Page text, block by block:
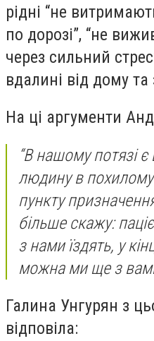
рідні “не
по дорозі”, “не
через сильний
вдалині від дому
На ці аргументи
“В нашому потязі
людину в похилому
пункту
більше скажу:
з нами їздять, у
можна ми ще з
Галина Унгурян з
відповіла: